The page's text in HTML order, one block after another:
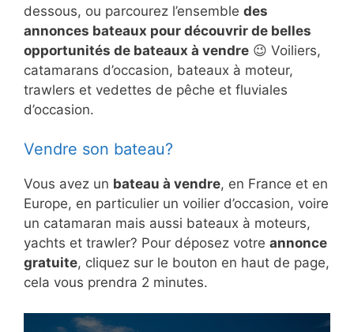
dessous, ou parcourez l’ensemble des
annonces bateaux pour découvrir de belles
opportunités de bateaux à vendre 😉 Voiliers,
catamarans d’occasion, bateaux à moteur,
trawlers et vedettes de pêche et fluviales
d’occasion.
Vendre son bateau?
Vous avez un bateau à vendre, en France et en
Europe, en particulier un voilier d’occasion, voire
un catamaran mais aussi bateaux à moteurs,
yachts et trawler? Pour déposez votre annonce
gratuite, cliquez sur le bouton en haut de page,
cela vous prendra 2 minutes.